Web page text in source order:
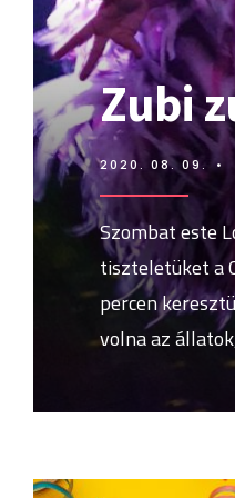
Zubi
2020. 08. 09. •
Szombat este
tiszteletüket a
percen
volna az